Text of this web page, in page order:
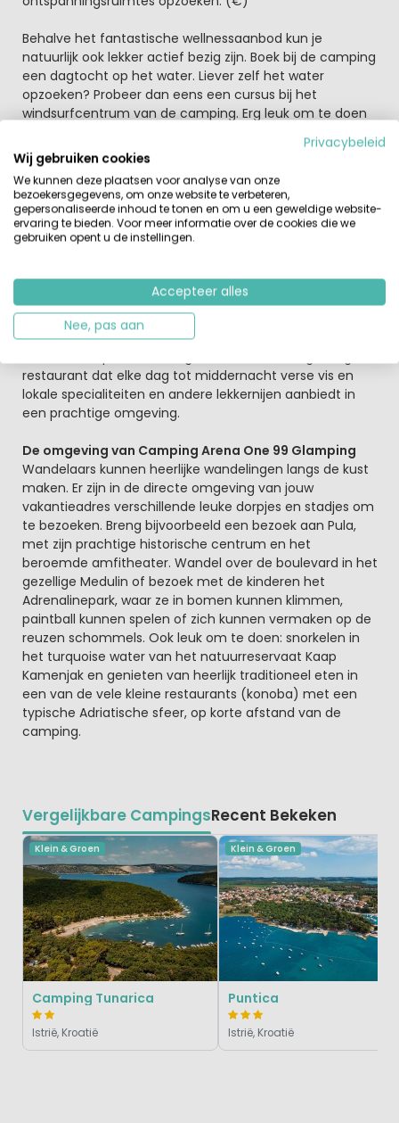
Behalve het fantastische wellnessaanbod kun je
natuurlijk ook lekker actief bezig zijn. Boek bij de camping
een dagtocht op het water. Liever zelf het water
opzoeken? Probeer dan eens een cursus bij het
windsurfcentrum van de camping. Erg leuk om te doen
De kinderen zullen zich hier niet snel vervelen
De kinderclub op camping Arena One 99 Glamping
verzorgt elke dag met name in het hoogseizoen wel
leuke activiteiten, zoals de Science,- Pirates,- Circus,- of
Scout Day. Voor tieners is er ook een uitdagend
eigen tent, met spelletjes, een PS4 en aangrenzende
volleybal- en voetbalvelden. Voor de snelle hapjes en
drankjes zijn er de grote strand- en juicebars, die
behalve heerlijke koffie, cocktails en smoothies ook
restaurant dat elke dag tot middernacht verse vis en
lokale specialiteiten en andere lekkernijen aanbiedt in
een prachtige omgeving.
De omgeving van Camping Arena One 99 Glamping
Wandelaars kunnen heerlijke wandelingen langs de kust
maken. Er zijn in de directe omgeving van jouw
vakantieadres verschillende leuke dorpjes en stadjes om
te bezoeken. Breng bijvoorbeeld een bezoek aan Pula,
met zijn prachtige historische centrum en het
beroemde amfitheater. Wandel over de boulevard in het
gezellige Medulin of bezoek met de kinderen het
Adrenalinepark, waar ze in bomen kunnen klimmen,
paintball kunnen spelen of zich kunnen vermaken op de
reuzen schommels. Ook leuk om te doen: snorkelen in
het turquoise water van het natuurreservaat Kaap
Kamenjak en genieten van heerlijk traditioneel eten in
een van de vele kleine restaurants (konoba) met een
typische Adriatische sfeer, op korte afstand van de
camping.
Vergelijkbare CampingsRecent Bekeken
Klein & Groen
Camping Tunarica
Istrië, Kroatië
Klein & Groen
Puntica
Istrië, Kroatië
Privacybeleid
Wij gebruiken cookies
We kunnen deze plaatsen voor analyse van onze
bezoekersgegevens, om onze website te verbeteren,
gepersonaliseerde inhoud te tonen en om u een geweldige website-
ervaring te bieden. Voor meer informatie over de cookies die we
gebruiken opent u de instellingen.
Accepteer alles
Nee, pas aan